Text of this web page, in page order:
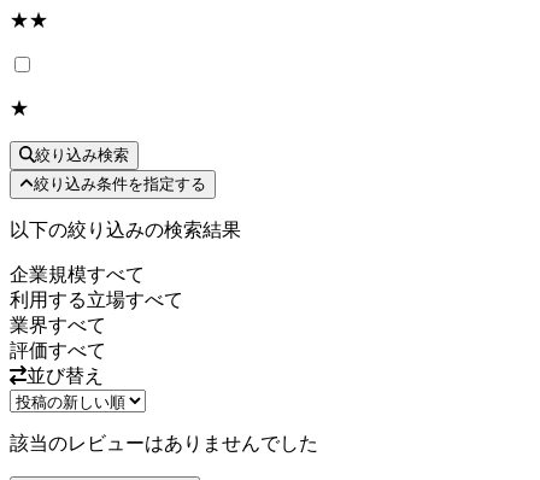
★★
★
絞り込み検索
絞り込み条件を指定する
以下の絞り込みの検索結果
企業規模すべて
利用する立場すべて
業界すべて
評価すべて
並び替え
該当のレビューはありませんでした